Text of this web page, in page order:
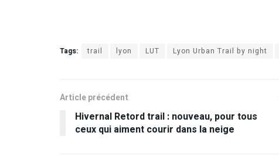
Tags: trail lyon LUT Lyon Urban Trail by night
Article précédent
Hivernal Retord trail : nouveau, pour tous
ceux qui aiment courir dans la neige